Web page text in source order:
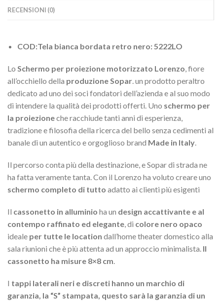
RECENSIONI (0)
COD:Tela bianca bordata retro nero: 5222LO
Lo Schermo per proiezione motorizzato Lorenzo, fiore
all’occhiello della produzione Sopar. un prodotto peraltro
dedicato ad uno dei soci fondatori dell’azienda e al suo modo
di intendere la qualità dei prodotti offerti. Uno schermo per
la proiezioneche racchiude tanti anni di esperienza,
tradizione e filosofia della ricerca del bello senza cedimenti al
banale di un autentico e orgoglioso brand Made in Italy.
Il percorso conta più della destinazione, e Sopar di strada ne
ha fatta veramente tanta. Con il Lorenzo ha voluto creare uno
schermo completo di tutto adatto ai clienti più esigenti
Il cassonetto in alluminio ha un design accattivante e al
contempo raffinato ed elegante, di colore nero opaco
ideale per tutte le location dall’home theater domestico alla
sala riunioni che è più attenta ad un approccio minimalista. Il
cassonetto ha misure 8×8 cm.
I tappi laterali neri e discreti hanno un marchio di
garanzia, la “S” stampata, questo sarà la garanzia di un